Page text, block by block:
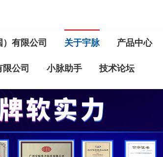
有限公司 关于宇脉 产品中心
公司 小脉助手 技术论坛